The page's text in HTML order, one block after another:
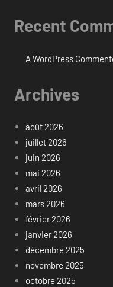
Recent
A WordPress
Archives
août 2026
juillet 2026
juin 2026
mai 2026
avril 2026
mars 2026
février 2026
janvier 2026
décembre 2025
novembre 2025
octobre 2025